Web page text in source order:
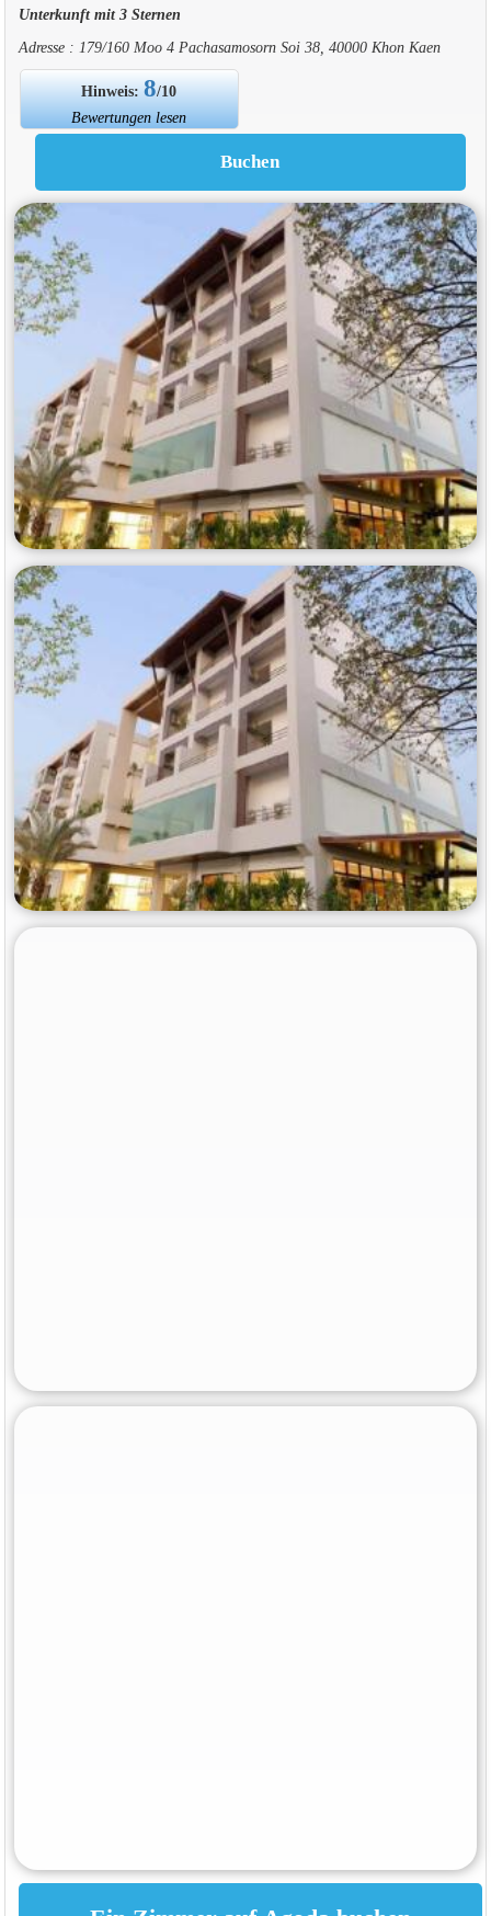
Unterkunft mit 3 Sternen
Adresse : 179/160 Moo 4 Pachasamosorn Soi 38, 40000 Khon Kaen
Hinweis:8/10
Bewertungen lesen